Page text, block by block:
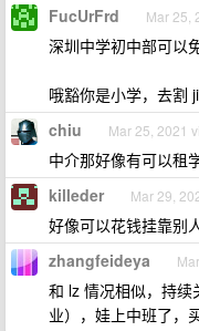
FucUrFrd Mar 25,
深圳中学初中部可以
哦豁你是小学，去割
chiu Mar 25, 2021
中介那好像有可以租
killeder Mar 29,
好像可以花钱挂靠别
zhangfeideya
和 lz 情况相似，持
业），娃上中班了，